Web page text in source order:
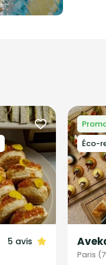
5 avis
Éco-
Paris